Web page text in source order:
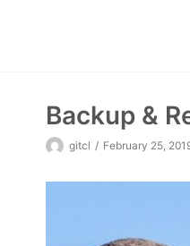
Backup &
gitcl February 25,